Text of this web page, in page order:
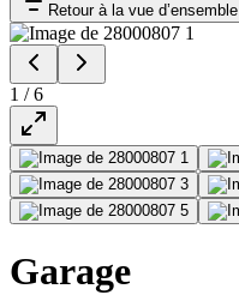
Retour à la vue d’ensemble
1 /6
Garage